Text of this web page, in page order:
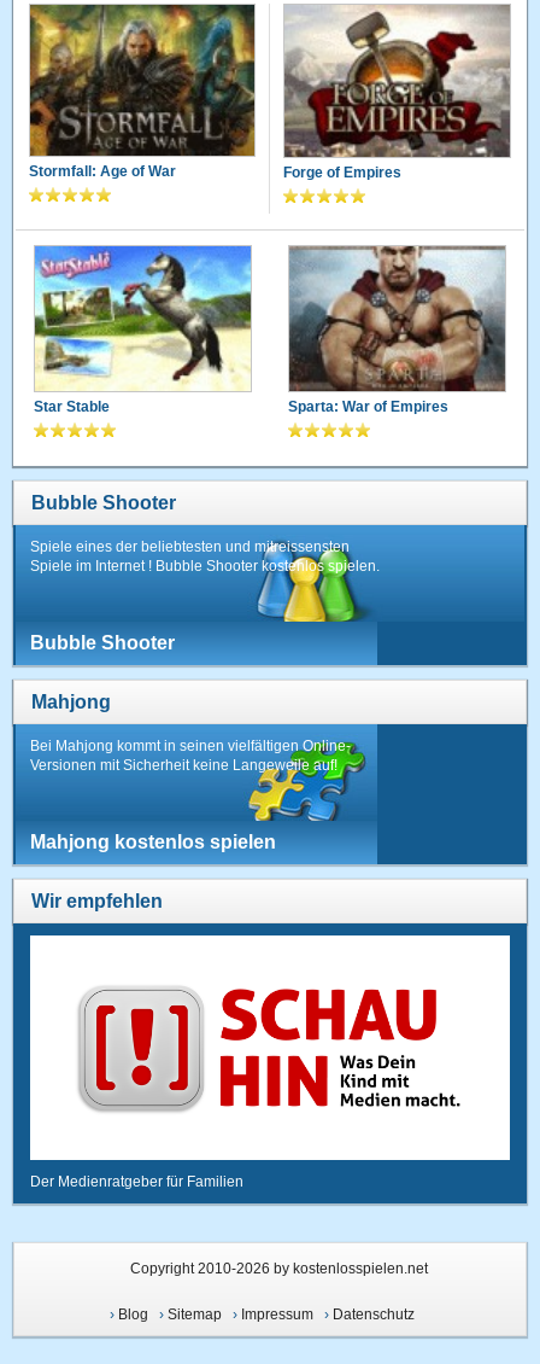
Stormfall: Age of War Forge of Empires
Star Stable Sparta: War of Empires
Bubble Shooter
Spiele eines der beliebtesten und mitreissensten
Spiele im Internet ! Bubble Shooter kostenlos spielen.
Bubble Shooter
Mahjong
Bei Mahjong kommt in seinen vielfältigen Online-
Versionen mit Sicherheit keine Langeweile auf!
Mahjong kostenlos spielen
Wir empfehlen
Der Medienratgeber für Familien
Copyright 2010-2026 by kostenlosspielen.net
› Blog › Sitemap› Impressum› Datenschutz